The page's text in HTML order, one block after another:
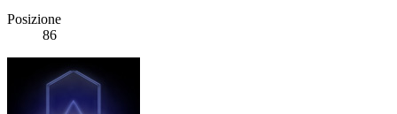
Posizione
86